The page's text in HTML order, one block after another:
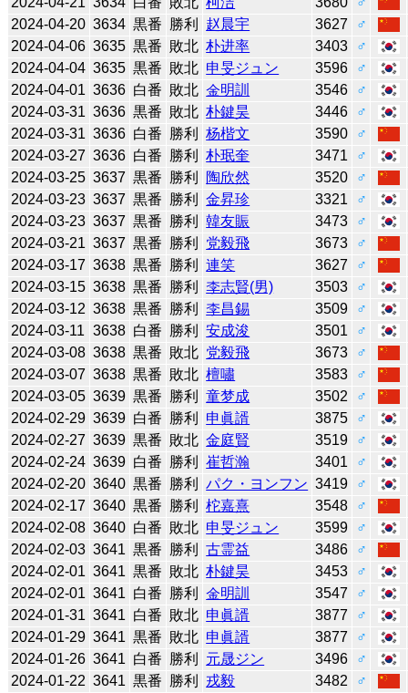
2024-04-20 3634 黒番 勝利 赵晨宇 3627
♂
2024-04-06 3635 黒番 敗北 朴进率 3403
♂
2024-04-04 3635 黒番 敗北 申旻ジュン 3596
♂
2024-04-01 3636 白番 敗北 金明訓 3546
♂
2024-03-31 3636 黒番 敗北 朴鍵昊 3446
♂
2024-03-31 3636 白番 勝利 杨楷文 3590
♂
2024-03-27 3636 白番 勝利 朴珉奎 3471
♂
2024-03-25 3637 黒番 勝利 陶欣然 3520
♂
2024-03-23 3637 黒番 勝利 金昇珍 3321
♂
2024-03-23 3637 黒番 勝利 韓友賑 3473
♂
2024-03-21 3637 黒番 勝利 党毅飛 3673
♂
2024-03-17 3638 黒番 勝利 連笑 3627
♂
2024-03-15 3638 黒番 勝利 李志賢(男) 3503
♂
2024-03-12 3638 黒番 勝利 李昌錫 3509
♂
2024-03-11 3638 白番 勝利 安成浚 3501
♂
2024-03-08 3638 黒番 敗北 党毅飛 3673
♂
2024-03-07 3638 黒番 敗北 檀嘯 3583
♂
2024-03-05 3639 黒番 勝利 童梦成 3502
♂
2024-02-29 3639 白番 勝利 申眞諝 3875
♂
2024-02-27 3639 黒番 敗北 金庭賢 3519
♂
2024-02-24 3639 白番 勝利 崔哲瀚 3401
♂
2024-02-20 3640 黒番 勝利 パク・ヨンフン 3419
♂
2024-02-17 3640 黒番 勝利 柁嘉熹 3548
♂
2024-02-08 3640 白番 敗北 申旻ジュン 3599
♂
2024-02-03 3641 黒番 勝利 古霊益 3486
♂
2024-02-01 3641 黒番 敗北 朴鍵昊 3453
♂
2024-02-01 3641 白番 勝利 金明訓 3547
♂
2024-01-31 3641 白番 敗北 申眞諝 3877
♂
2024-01-29 3641 黒番 敗北 申眞諝 3877
♂
2024-01-26 3641 白番 勝利 元晟ジン 3496
♂
2024-01-22 3641 黒番 勝利 戎毅 3482
♂